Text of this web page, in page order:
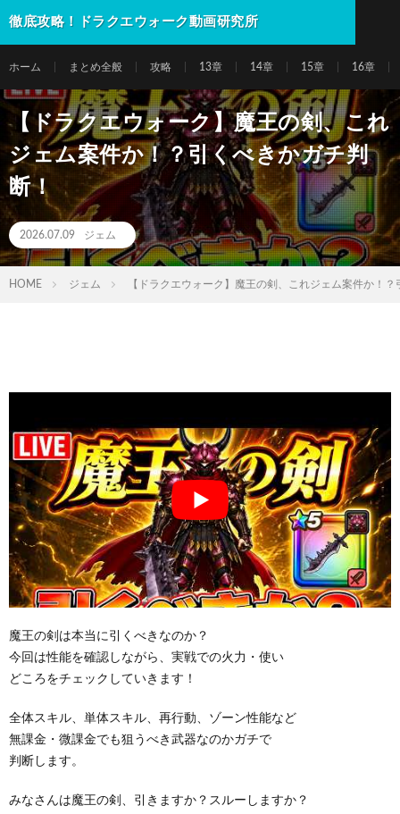
徹底攻略！ドラクエウォーク動画研究所
ホーム まとめ全般 攻略 13章 14章 15章 16章
【ドラクエウォーク】魔王の剣、これ
ジェム案件か！？引くべきかガチ判
断！
2026.07.09 ジェム
HOME ジェム 【ドラクエウォーク】魔王の剣、これジェム案件か！
魔王の剣は本当に引くべきなのか？
今回は性能を確認しながら、実戦での火力・使い
どころをチェックしていきます！
全体スキル、単体スキル、再行動、ゾーン性能など
無課金・微課金でも狙うべき武器なのかガチで
判断します。
みなさんは魔王の剣、引きますか？スルーしますか？